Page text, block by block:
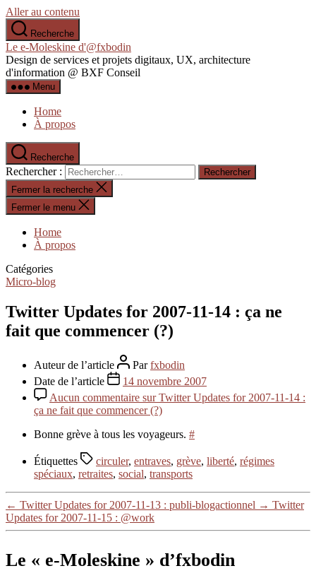
Aller au contenu
Recherche
Le e-Moleskine d'@fxbodin
Design de services et projets digitaux, UX, architecture
d'information @ BXF Conseil
Menu
Home
À propos
Recherche
Rechercher :
Fermer la recherche
Fermer le menu
Home
À propos
Catégories
Micro-blog
Twitter Updates for 2007-11-14 : ça ne
fait que commencer (?)
Auteur de l’article Parfxbodin
Date de l’article
14 novembre 2007
Aucun commentaire sur Twitter Updates for 2007-11-14 :
ça ne fait que commencer (?)
Bonne grève à tous les voyageurs. #
Étiquettes circuler, entraves, grève, liberté, régimes
spéciaux, retraites, social, transports
← Twitter Updates for 2007-11-13 : publi-blogactionnel → Twitter
Updates for 2007-11-15 : @work
Le « e-Moleskine » d’fxbodin